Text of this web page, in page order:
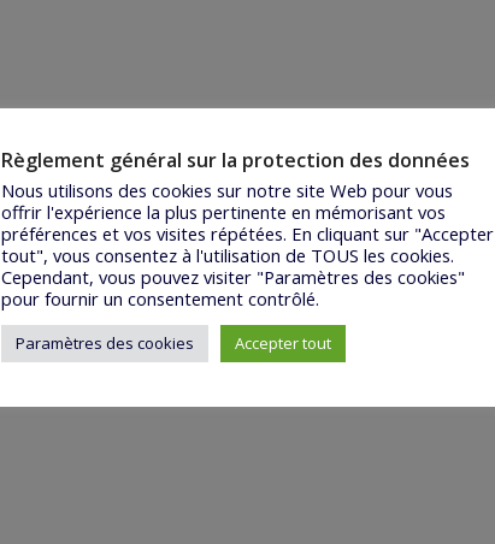
Règlement général sur la protection des données
Nous utilisons des cookies sur notre site Web pour vous
offrir l'expérience la plus pertinente en mémorisant vos
préférences et vos visites répétées. En cliquant sur "Accepter
tout", vous consentez à l'utilisation de TOUS les cookies.
Cependant, vous pouvez visiter "Paramètres des cookies"
pour fournir un consentement contrôlé.
Paramètres des cookies Accepter tout